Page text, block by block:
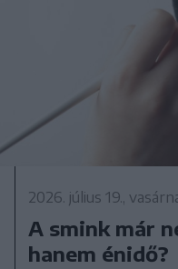
2026. július 19.,
A smink már
hanem énidő?